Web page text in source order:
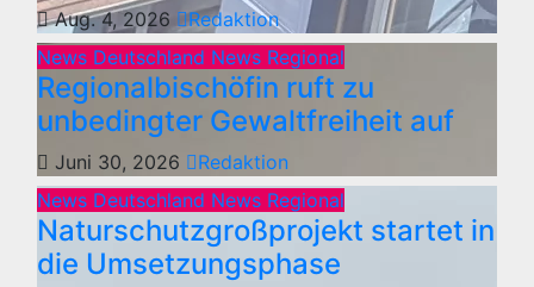
Aug. 4, 2026
Redaktion
News Deutschland News Regional
Regionalbischöfin ruft zu
unbedingter Gewaltfreiheit auf
Juni 30, 2026
Redaktion
News Deutschland News Regional
Naturschutzgroßprojekt startet in
die Umsetzungsphase